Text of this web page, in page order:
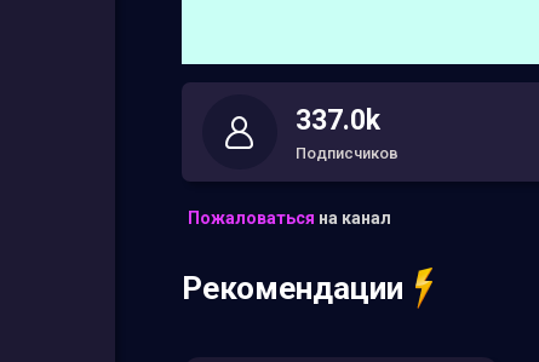
337.0k
Подписчиков
Пожаловаться на канал
Рекомендации